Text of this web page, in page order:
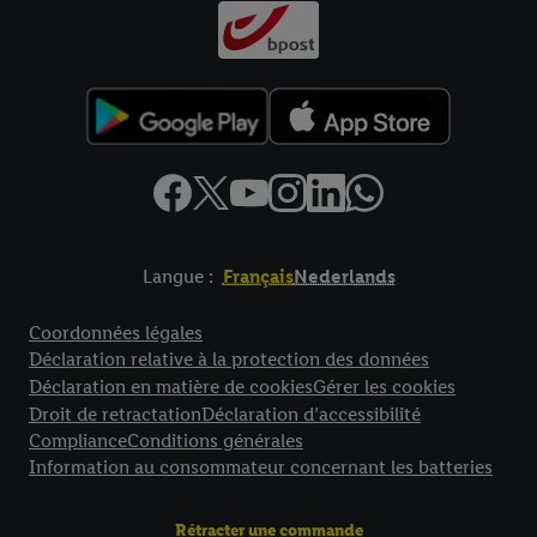
Langue : FrançaisNederlands
Coordonnées légales
Déclaration relative à la protection des données
Déclaration en matière de cookiesGérer les cookies
Droit de retractationDéclaration d’accessibilité
ComplianceConditions générales
Information au consommateur concernant les batteries
Rétracter une commande